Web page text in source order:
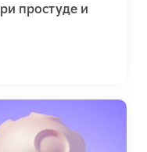
простуде и